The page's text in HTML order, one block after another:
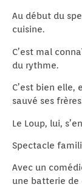
Au début du
cuisine.
C’est mal
du rythme.
C’est bien elle,
sauvé ses
Le Loup, lui,
Spectacle
Avec un
une batterie de